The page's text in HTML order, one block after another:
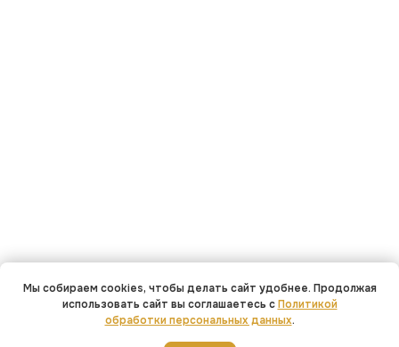
Мы собираем cookies, чтобы делать сайт удобнее. Продолжая
использовать сайт вы соглашаетесь сПолитикой
обработки персональных данных.